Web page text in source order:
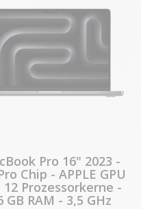
Pro 16" 2023 -
Chip - APPLE GPU
12 Prozessorkerne -
GB RAM - 3,5 GHz